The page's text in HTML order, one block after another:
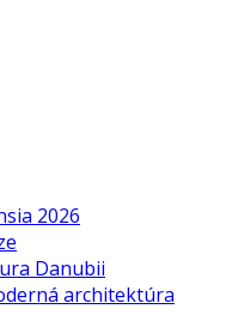
2026
Danubii
architektúra